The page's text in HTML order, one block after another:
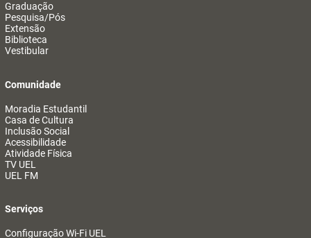
Graduação
Pesquisa/Pós
Extensão
Biblioteca
Vestibular
Comunidade
Moradia Estudantil
Casa de Cultura
Inclusão Social
Acessibilidade
Atividade Física
TV UEL
UEL FM
Serviços
Configuração Wi-Fi UEL